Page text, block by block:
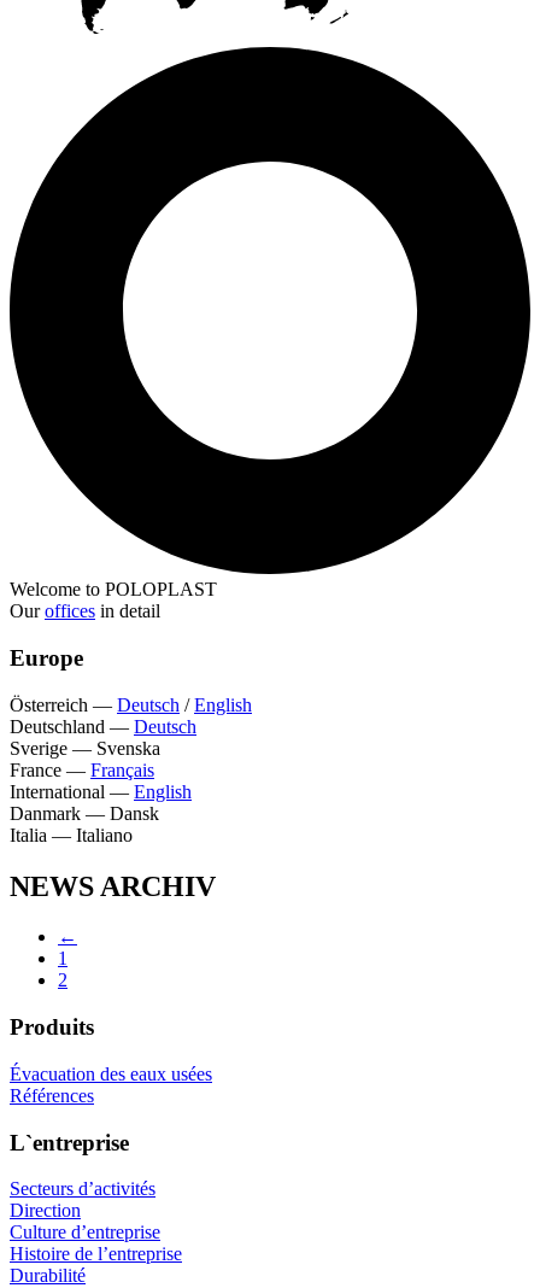
Welcome to POLOPLAST
Ouroffices in detail
Europe
Österreich — Deutsch /English
Deutschland — Deutsch
Sverige — Svenska
France — Français
International — English
Danmark — Dansk
Italia — Italiano
NEWS ARCHIV
←
1
2
Produits
Évacuation des eaux usées
Références
L`entreprise
Secteurs d’activités
Direction
Culture d’entreprise
Histoire de l’entreprise
Durabilité